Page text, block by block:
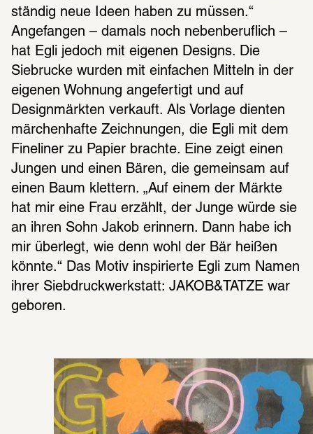
ständig neue Ideen haben zu müssen.“
Angefangen – damals noch nebenberuflich –
hat Egli jedoch mit eigenen Designs. Die
Siebrucke wurden mit einfachen Mitteln in der
eigenen Wohnung angefertigt und auf
Designmärkten verkauft. Als Vorlage dienten
märchenhafte Zeichnungen, die Egli mit dem
Fineliner zu Papier brachte. Eine zeigt einen
Jungen und einen Bären, die gemeinsam auf
einen Baum klettern. „Auf einem der Märkte
hat mir eine Frau erzählt, der Junge würde sie
an ihren Sohn Jakob erinnern. Dann habe ich
mir überlegt, wie denn wohl der Bär heißen
könnte.“ Das Motiv inspirierte Egli zum Namen
ihrer Siebdruckwerkstatt: JAKOB&TATZE war
geboren.